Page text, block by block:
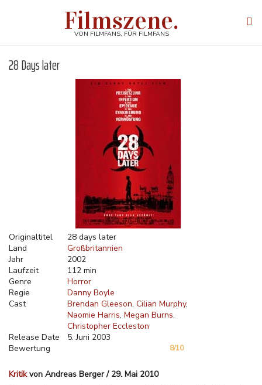
Filmszene.
VON FILMFANS, FÜR FILMFANS
28 Days later
Originaltitel
28 days later
Land
Großbritannien
Jahr
2002
Laufzeit
112 min
Genre
Horror
Regie
Danny Boyle
Cast
Brendan Gleeson Cilian Murphy
Naomie Harris Megan Burns
Christopher Eccleston
Release Date
5. Juni 2003
Bewertung
8/10
Kritikvon Andreas Berger / 29. Mai 2010